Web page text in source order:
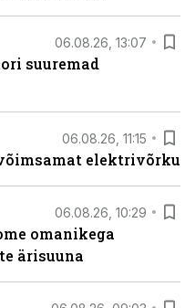
06.08.26, 13:07
suuremad
06.08.26, 11:15
elektrivõrku
06.08.26, 10:29
omanikega
ärisuuna